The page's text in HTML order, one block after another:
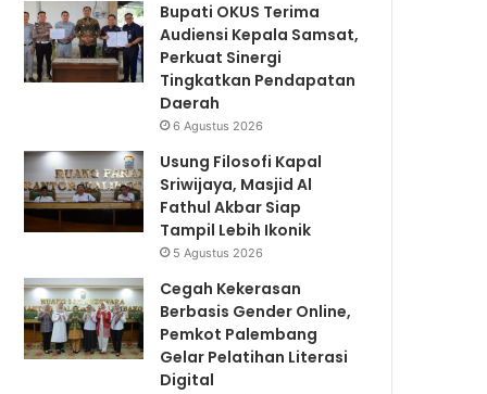
Bupati OKUS Terima
Audiensi Kepala Samsat,
Perkuat Sinergi
Tingkatkan Pendapatan
Daerah
6 Agustus 2026
Usung Filosofi Kapal
Sriwijaya, Masjid Al
Fathul Akbar Siap
Tampil Lebih Ikonik
5 Agustus 2026
Cegah Kekerasan
Berbasis Gender Online,
Pemkot Palembang
Gelar Pelatihan Literasi
Digital